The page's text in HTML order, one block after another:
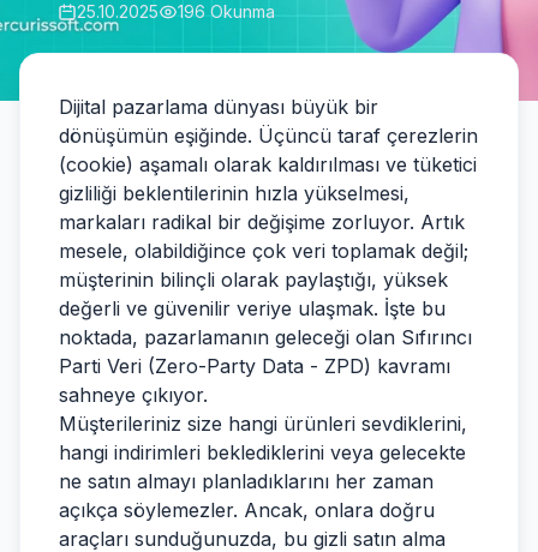
25.10.2025 196 Okunma
Dijital pazarlama dünyası büyük bir
dönüşümün eşiğinde. Üçüncü taraf çerezlerin
(cookie) aşamalı olarak kaldırılması ve tüketici
gizliliği beklentilerinin hızla yükselmesi,
markaları radikal bir değişime zorluyor. Artık
mesele, olabildiğince çok veri toplamak değil;
müşterinin bilinçli olarak paylaştığı, yüksek
değerli ve güvenilir veriye ulaşmak. İşte bu
noktada, pazarlamanın geleceği olan Sıfırıncı
Parti Veri (Zero-Party Data - ZPD) kavramı
sahneye çıkıyor.
Müşterileriniz size hangi ürünleri sevdiklerini,
hangi indirimleri beklediklerini veya gelecekte
ne satın almayı planladıklarını her zaman
açıkça söylemezler. Ancak, onlara doğru
araçları sunduğunuzda, bu gizli satın alma